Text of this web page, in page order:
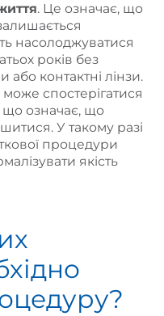
. Це означає, що
насолоджуватися
років без
або контактні лінзи.
спостерігатися
що означає, що
У такому разі
процедури
якість